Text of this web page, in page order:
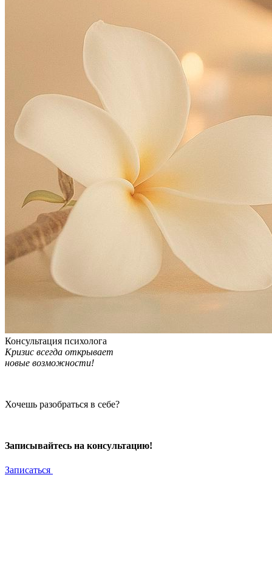
Консультация психолога
Кризис всегда открывает
новые возможности!
Хочешь разобраться в себе?
Записывайтесь на консультацию!
Записаться